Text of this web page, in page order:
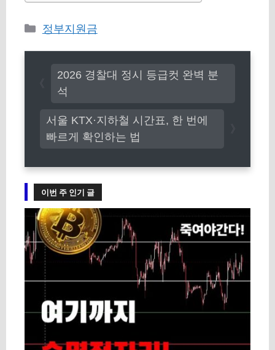
카
정부지원금
서울 KTX·지하철 시간표, 한 번에
빠르게 확인하는 법
2026 경찰대 정시 등급컷 완벽 분
석
이번 주 인기 글